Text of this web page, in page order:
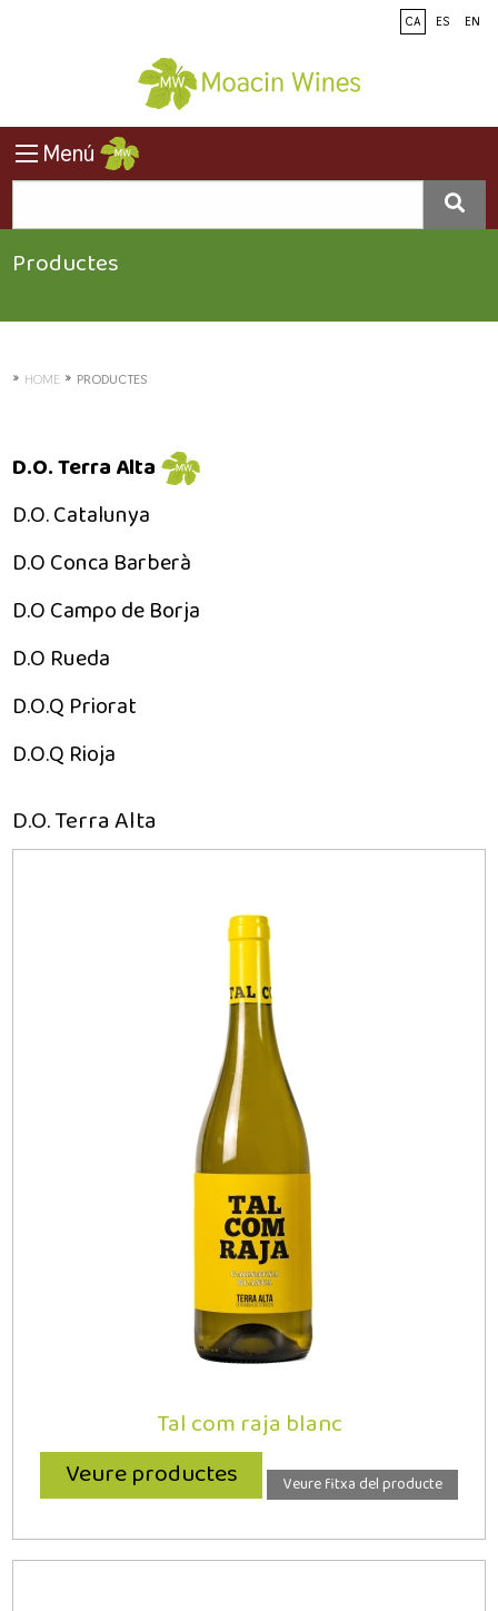
CA ES EN
Menú
Productes
» HOME »PRODUCTES
D.O. Terra Alta
D.O. Catalunya
D.O Conca Barberà
D.O Campo de Borja
D.O Rueda
D.O.Q Priorat
D.O.Q Rioja
D.O. Terra Alta
Tal com raja blanc
Veure productes Veure fitxa del producte